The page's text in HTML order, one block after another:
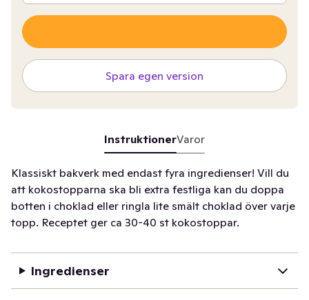
Spara egen version
InstruktionerVaror
Klassiskt bakverk med endast fyra ingredienser! Vill du
att kokostopparna ska bli extra festliga kan du doppa
botten i choklad eller ringla lite smält choklad över varje
topp. Receptet ger ca 30-40 st kokostoppar.
Ingredienser